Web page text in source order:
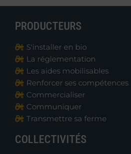
PRODUCTEURS
S'installer en bio
La réglementation
Les aides mobilisables
Renforcer ses compétences
Commercialiser
Communiquer
Transmettre sa ferme
COLLECTIVITÉS